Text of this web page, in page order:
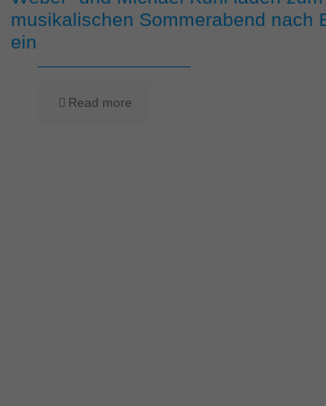
musikalischen Sommerabend nach
ein
Read more